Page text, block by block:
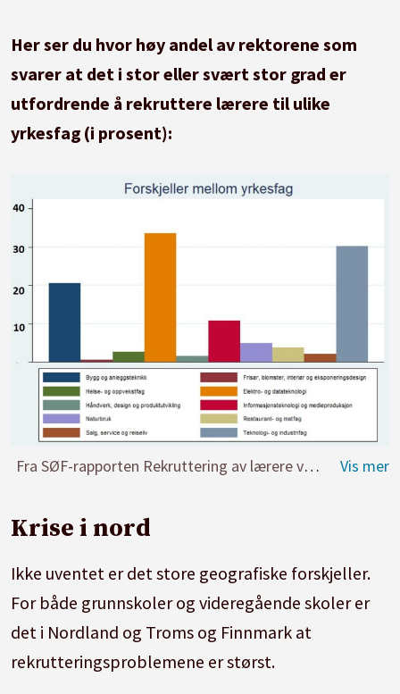
Her ser du hvor høy andel av rektorene som
svarer at det i stor eller svært stor grad er
utfordrende å rekruttere lærere til ulike
yrkesfag (i prosent):
Fra SØF-rapporten Rekruttering av lærere ved norske skoler.
Krise i nord
Ikke uventet er det store geografiske forskjeller.
For både grunnskoler og videregående skoler er
det i Nordland og Troms og Finnmark at
rekrutteringsproblemene er størst.